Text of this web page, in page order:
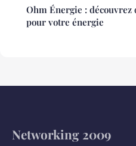
Ohm Énergie :
pour votre énergie
Networking 2009